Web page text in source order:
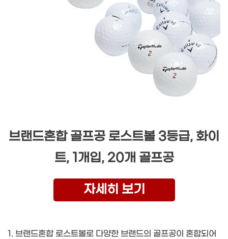
브랜드혼합 골프공 로스트볼 3등급, 화이
트, 1개입, 20개 골프공
자세히 보기
1. 브랜드혼합 로스트볼로 다양한 브랜드의 골프공이 혼합되어